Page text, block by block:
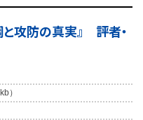
と攻防の真実』 評者・
）